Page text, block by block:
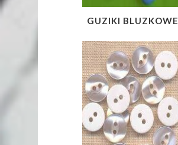
GUZIKI BLUZKOWE